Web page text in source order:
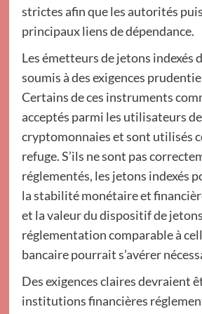
strictes afin que les autorités
principaux liens de dépendance.
Les émetteurs de jetons indexés
soumis à des exigences
Certains de ces instruments
acceptés parmi les utilisateurs
cryptomonnaies et sont utilisés
refuge. S’ils ne sont pas
réglementés, les jetons indexés
la stabilité monétaire et
et la valeur du dispositif de
réglementation comparable à
bancaire pourrait s’avérer
Des exigences claires devraient
institutions financières